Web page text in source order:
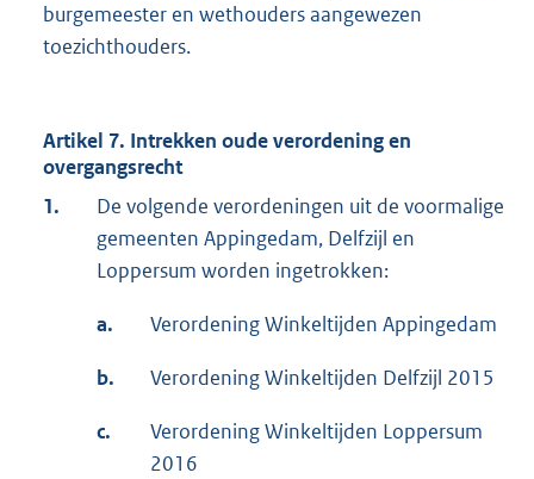
burgemeester en wethouders aangewezen
toezichthouders.
Artikel 7. Intrekken oude verordening en
overgangsrecht
1.
De volgende verordeningen uit de voormalige
gemeenten Appingedam, Delfzijl en
Loppersum worden ingetrokken:
a. Verordening Winkeltijden Appingedam
b. Verordening Winkeltijden Delfzijl 2015
c.
Verordening Winkeltijden Loppersum
2016